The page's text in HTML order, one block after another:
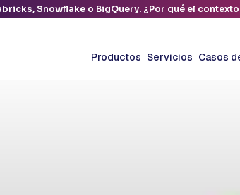
Snowflake o BigQuery. ¿Por qué el
Productos Servicios Casos